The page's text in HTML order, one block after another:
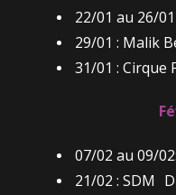
22/01 au 26/
29/01 : Malik
31/01 : Cirque
07/02 au 09/
21/02 : SDM